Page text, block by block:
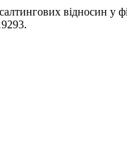
відносин у